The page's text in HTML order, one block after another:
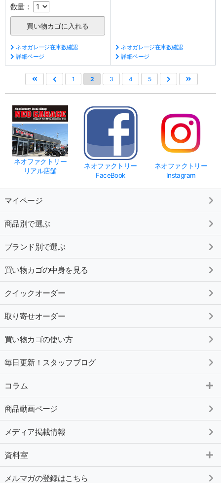
数量：
ネオガレージ在庫数確認
詳細ページ
ネオガレージ在庫数確認
詳細ページ
1 2 3 4 5
ネオファクトリー
リアル店舗
ネオファクトリー
FaceBook
ネオファクトリー
Instagram
マイページ
商品別で選ぶ
ブランド別で選ぶ
買い物カゴの中身を見る
クイックオーダー
取り寄せオーダー
買い物カゴの使い方
毎日更新！スタッフブログ
コラム
商品動画ページ
メディア掲載情報
資料室
メルマガの登録はこちら